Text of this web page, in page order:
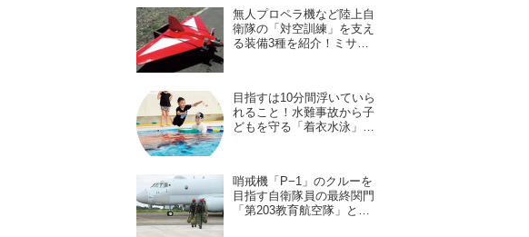
無人プロペラ機など陸上自
衛隊の「対空訓練」を支え
る装備3種を紹介！ミサイ
目指すは10分間浮いていら
れること！水難事故から子
どもを守る「着衣水泳」の
哨戒機「P−1」のクルーを
目指す自衛隊員の最終関門
「第203教育航空隊」と